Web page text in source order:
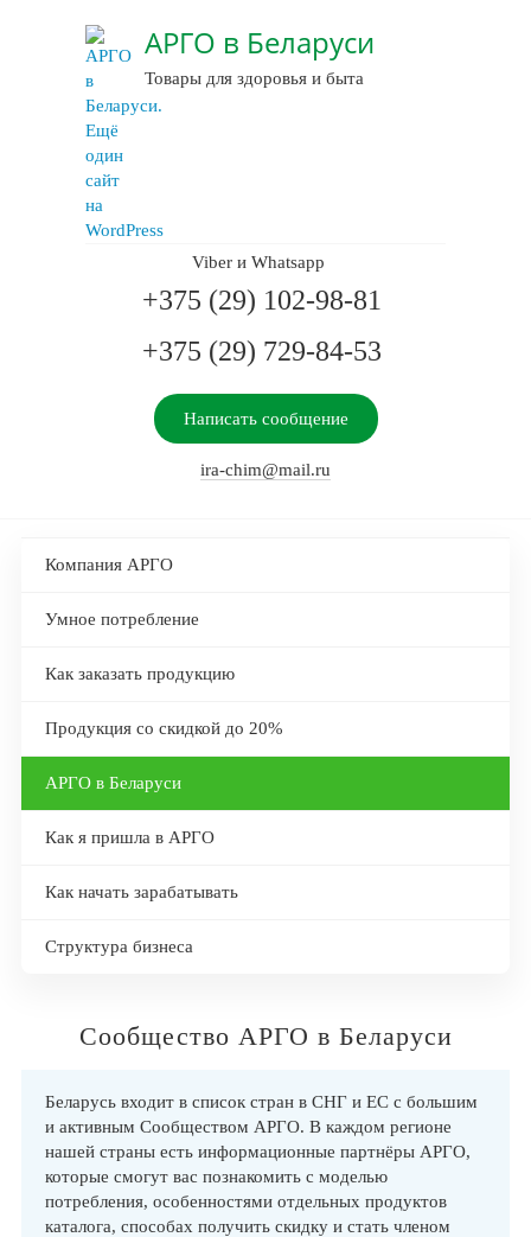
АРГО в Беларуси
Товары для здоровья и быта
Viber и Whatsapp
+375 (29) 102-98-81
+375 (29) 729-84-53
Написать сообщение
ira-chim@mail.ru
Компания АРГО
Умное потребление
Как заказать продукцию
Продукция со скидкой до 20%
АРГО в Беларуси
Как я пришла в АРГО
Как начать зарабатывать
Структура бизнеса
Сообщество АРГО в Беларуси
Беларусь входит в список стран в СНГ и ЕС с большим
и активным Сообществом АРГО. В каждом регионе
нашей страны есть информационные партнёры АРГО,
которые смогут вас познакомить с моделью
потребления, особенностями отдельных продуктов
каталога, способах получить скидку и стать членом